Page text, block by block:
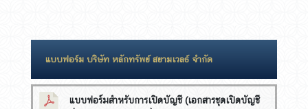
แบบฟอร์ม บริษัท หลักทรัพย์ สยามเวลธ์ จำกัด
แบบฟอร์มสำหรับการเปิดบัญชี (เอกสารชุดเปิดบัญชี